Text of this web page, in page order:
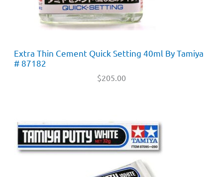
Extra Thin Cement Quick Setting 40ml By Tamiya
# 87182
$205.00